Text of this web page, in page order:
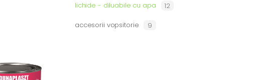
lichide - diluabile cu apa 12
accesorii vopsitorie 9